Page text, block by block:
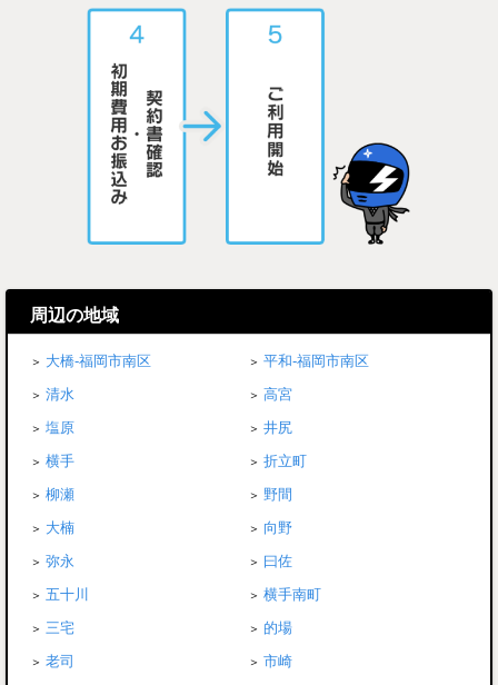
周辺の地域
大橋-福岡市南区
平和-福岡市南区
清水
高宮
塩原
井尻
横手
折立町
柳瀬
野間
大楠
向野
弥永
曰佐
五十川
横手南町
三宅
的場
老司
市崎